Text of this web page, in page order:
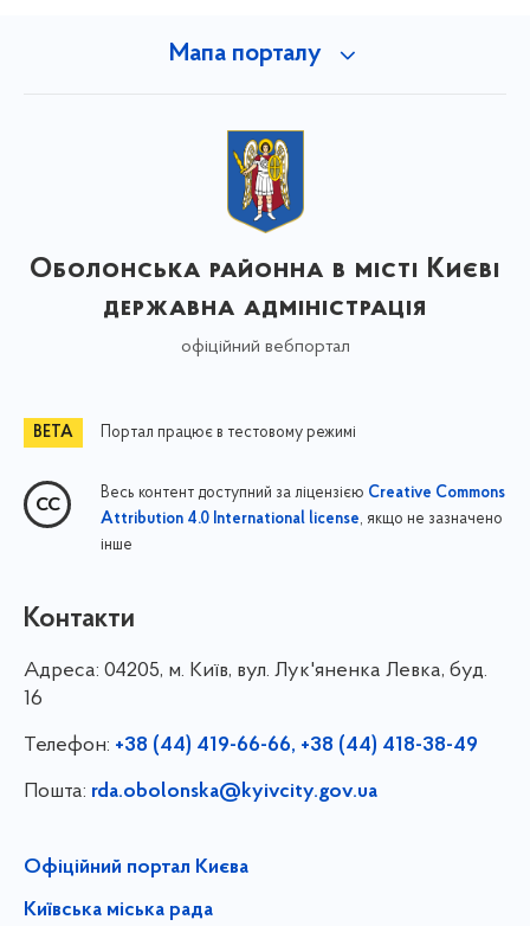
Мапа порталу
Оболонська районна в місті Києві
державна адміністрація
офіційний вебпортал
Портал працює в тестовому режимі
Весь контент доступний за ліцензією Creative Commons
Attribution 4.0 International license, якщо не зазначено
інше
Контакти
Адреса: 04205, м. Київ, вул. Лук'яненка Левка, буд.
16
Телефон: +38 (44) 419-66-66, +38 (44) 418-38-49
Пошта: rda.obolonska@kyivcity.gov.ua
Офіційний портал Києва
Київська міська рада